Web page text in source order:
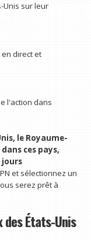
Unis sur leur
direct et
l'action dans
le Royaume-
ces pays,
jours
et sélectionnez un
serez prêt à
États-Unis